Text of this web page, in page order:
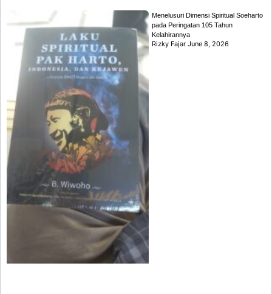
Menelusuri Dimensi Spiritual Soeharto
pada Peringatan 105 Tahun
Kelahirannya
Rizky FajarJune 8, 2026